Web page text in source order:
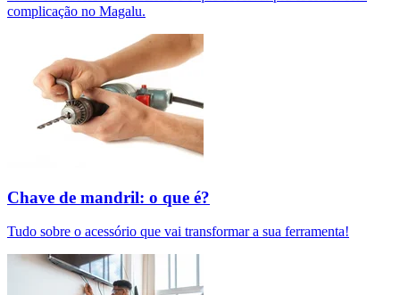
complicação no Magalu.
Chave de mandril: o que é?
Tudo sobre o acessório que vai transformar a sua ferramenta!